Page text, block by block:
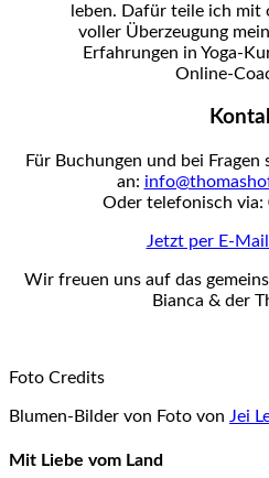
leben. Dafür teile ich mit
voller Überzeugung
Erfahrungen in Yoga-
Online-
Für Buchungen und bei Fragen
an:
Oder telefonisch
Jetzt per E-
Wir freuen uns auf das
Bianca & der
Foto Credits
Blumen-Bilder von Foto von Jei
Mit Liebe vom Land